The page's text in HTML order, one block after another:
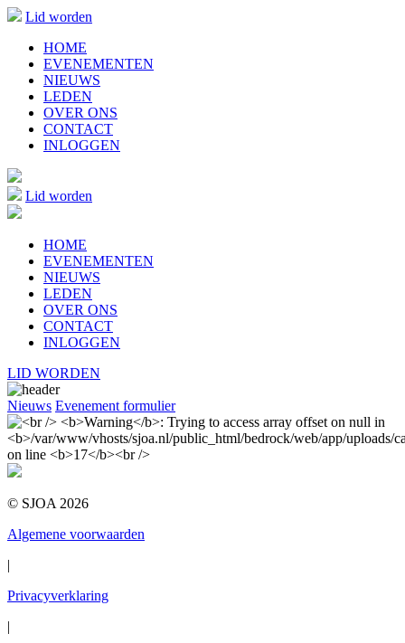
Lid worden
HOME
EVENEMENTEN
NIEUWS
LEDEN
OVER ONS
CONTACT
INLOGGEN
Lid worden
HOME
EVENEMENTEN
NIEUWS
LEDEN
OVER ONS
CONTACT
INLOGGEN
LID WORDEN
Nieuws Evenement formulier
© SJOA 2026
Algemene voorwaarden
|
Privacyverklaring
|